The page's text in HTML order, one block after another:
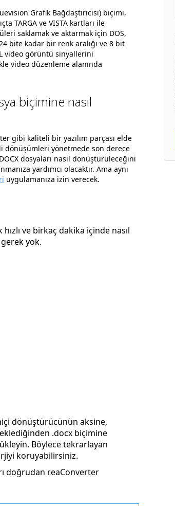
Grafik Bağdaştırıcısı) biçimi,
TARGA ve VISTA kartları ile
saklamak ve aktarmak için DOS,
bite kadar bir renk aralığı ve 8 bit
video görüntü sinyallerini
video düzenleme alanında
biçimine nasıl
gibi kaliteli bir yazılım parçası elde
dönüşümleri yönetmede son derece
dosyaları nasıl dönüştürüleceğini
yardımcı olacaktır. Ama aynı
uygulamanıza izin verecek.
ve birkaç dakika içinde nasıl
gerek yok.
dönüştürücünün aksine,
.docx biçimine
Böylece tekrarlayan
koruyabilirsiniz.
doğrudan reaConverter